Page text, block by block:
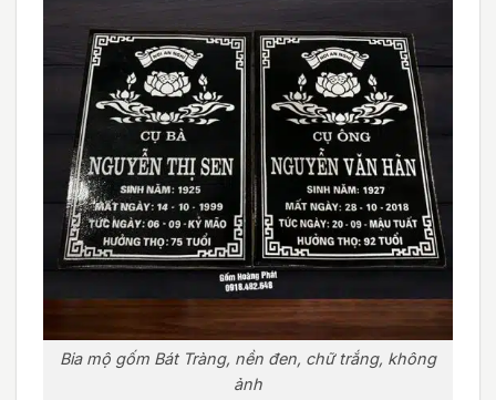
Bia mộ gốm Bát Tràng, nền đen, chữ trắng, không
ảnh